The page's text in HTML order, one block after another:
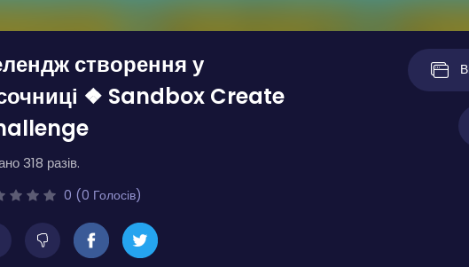
створення у
❖ Sandbox Create
318 разів.
0 (0 Голосів)